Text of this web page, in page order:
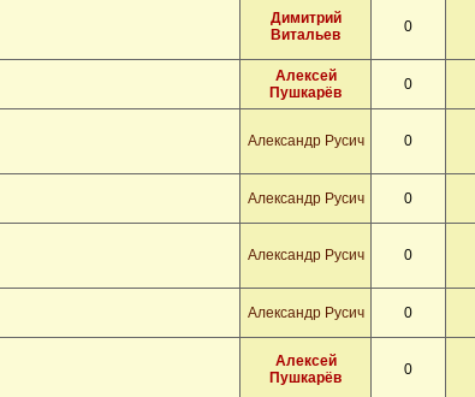
Димитрий
Витальев
0
Алексей
Пушкарёв
0
Александр Русич 0
Александр Русич 0
Александр Русич 0
Александр Русич 0
Алексей
Пушкарёв
0